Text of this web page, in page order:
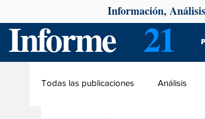
Informe 21
Información,
Todas las publicaciones Análisis